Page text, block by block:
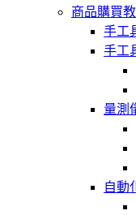
商品購買
手工
手工
量測
自動